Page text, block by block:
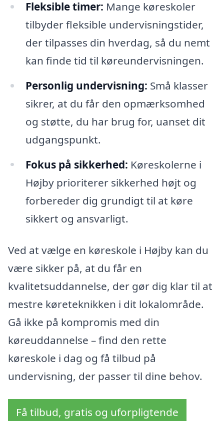
Fleksible timer: Mange køreskoler
tilbyder fleksible undervisningstider,
der tilpasses din hverdag, så du nemt
kan finde tid til køreundervisningen.
Personlig undervisning: Små klasser
sikrer, at du får den opmærksomhed
og støtte, du har brug for, uanset dit
udgangspunkt.
Fokus på sikkerhed: Køreskolerne i
Højby prioriterer sikkerhed højt og
forbereder dig grundigt til at køre
sikkert og ansvarligt.
Ved at vælge en køreskole i Højby kan du
være sikker på, at du får en
kvalitetsuddannelse, der gør dig klar til at
mestre køreteknikken i dit lokalområde.
Gå ikke på kompromis med din
køreuddannelse – find den rette
køreskole i dag og få tilbud på
undervisning, der passer til dine behov.
Få tilbud, gratis og uforpligtende